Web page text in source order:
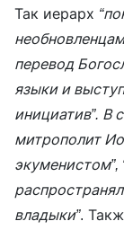
Так иерарх
перевод
языки и
инициатив”. В
митрополит
экуменистом”,
владыки”.